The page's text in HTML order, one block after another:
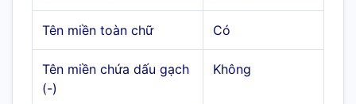
Tên miền toàn chữ Có
Tên miền chứa dấu gạch
(-)
Không